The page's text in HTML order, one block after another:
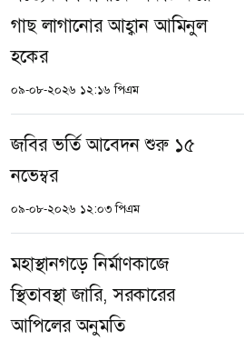
গাছ লাগানোর আহ্বান আমিনুল
হকের
০৯-০৮-২০২৬ ১২:১৬ পিএম
জবির ভর্তি আবেদন শুরু ১৫
নভেম্বর
০৯-০৮-২০২৬ ১২:০৩ পিএম
মহাস্থানগড়ে নির্মাণকাজে
স্থিতাবস্থা জারি, সরকারের
আপিলের অনুমতি